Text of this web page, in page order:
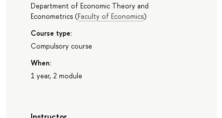
Department of Economic Theory and
Econometrics(Faculty of Economics)
Course type:
Compulsory course
When:
1 year, 2 module